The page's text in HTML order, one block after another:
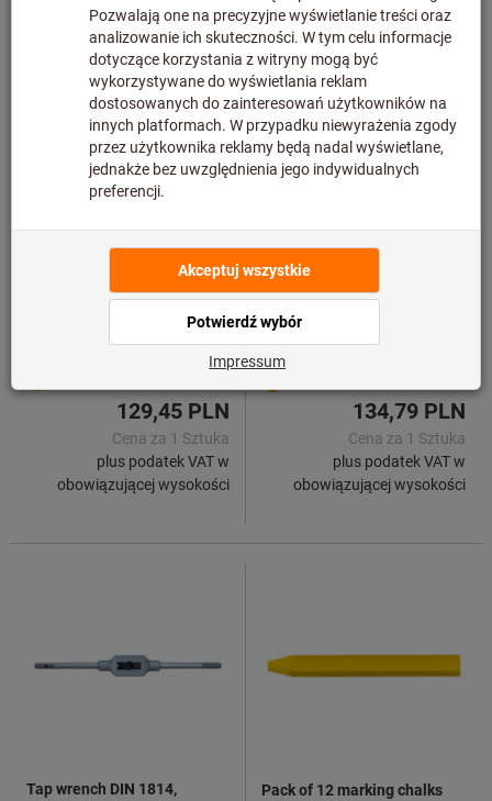
adjustable external square
129,45 PLN
Cena za 1 Sztuka
plus podatek VAT w
obowiązującej wysokości
Deep hole marker with
graphite lead B2 ″Pica-Dry″
graphite L.160mm
ALARM
Nr art.: 56036645
134,79 PLN
Cena za 1 Sztuka
plus podatek VAT w
obowiązującej wysokości
Tap wrench DIN 1814,
Pack of 12 marking chalks